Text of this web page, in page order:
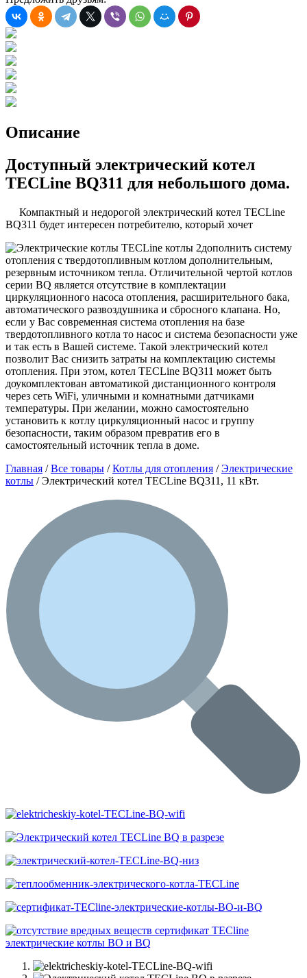
Описание
Доступный электрический котел
TECLine BQ311 для небольшого дома.
Компактный и недорогой электрический котел TECLine
BQ311 будет интересен потребителю, который хочет
дополнить систему
отопления с твердотопливным котлом дополнительным,
резервным источником тепла. Отличительной чертой котлов
серии BQ является отсутствие в комплектации
циркуляционного насоса отопления, расширительного бака,
автоматического развоздушника и сбросного клапана. Но,
если у Вас современная система отопления на базе
твердотопливного котла то насос и система безопасности уже
и так есть в Вашей системе. Такой электрический котел
позволит Вас снизить затраты на комплектацию системы
отопления. При этом, котел TECLine BQ311 может быть
доукомплектован автоматикой дистанционного контроля
через сеть WiFi, уличными и комнатными датчиками
температуры. При желании, можно самостоятельно
установить к котлу циркуляционный насос и группу
безопасности, таким образом превратив его в
самостоятельный источник тепла в доме.
Главная /Все товары /Котлы для отопления /Электрические
котлы / Электрический котел TECLine BQ311, 11 кВт.